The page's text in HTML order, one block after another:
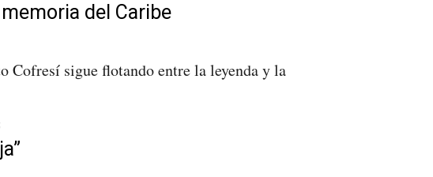
del Caribe
Cofresí sigue flotando entre la leyenda y la